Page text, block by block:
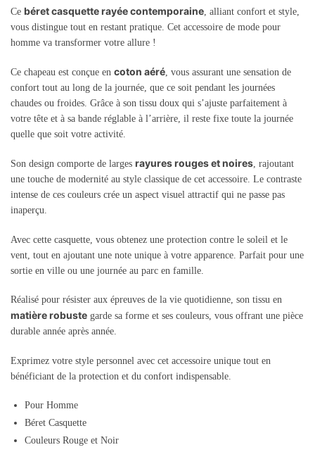
Ce béret casquette rayée contemporaine , alliant confort et style,
vous distingue tout en restant pratique. Cet accessoire de mode pour
homme va transformer votre allure !
Ce chapeau est conçue en coton aéré, vous assurant une sensation de
confort tout au long de la journée, que ce soit pendant les journées
chaudes ou froides. Grâce à son tissu doux qui s’ajuste parfaitement à
votre tête et à sa bande réglable à l’arrière, il reste fixe toute la journée
quelle que soit votre activité.
Son design comporte de larges rayures rouges et noires, rajoutant
une touche de modernité au style classique de cet accessoire. Le contraste
intense de ces couleurs crée un aspect visuel attractif qui ne passe pas
inaperçu.
Avec cette casquette, vous obtenez une protection contre le soleil et le
vent, tout en ajoutant une note unique à votre apparence. Parfait pour une
sortie en ville ou une journée au parc en famille.
Réalisé pour résister aux épreuves de la vie quotidienne, son tissu en
matière robuste garde sa forme et ses couleurs, vous offrant une pièce
durable année après année.
Exprimez votre style personnel avec cet accessoire unique tout en
bénéficiant de la protection et du confort indispensable.
Pour Homme
Béret Casquette
Couleurs Rouge et Noir